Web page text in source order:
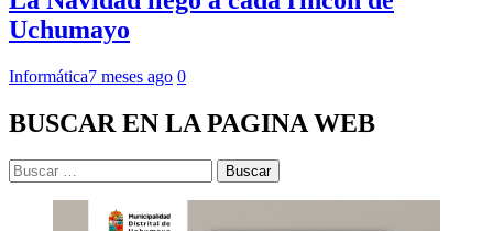
Uchumayo
Informática7 meses ago 0
BUSCAR EN LA PAGINA WEB
Buscar: